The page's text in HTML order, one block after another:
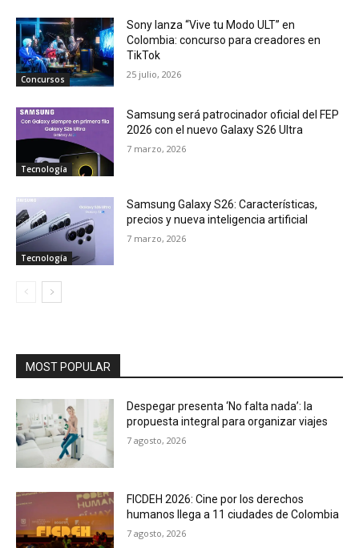
Concursos
Sony lanza “Vive tu Modo ULT” en
Colombia: concurso para creadores en
TikTok
25 julio, 2026
Tecnología
Samsung será patrocinador oficial del FEP
2026 con el nuevo Galaxy S26 Ultra
7 marzo, 2026
Tecnología
Samsung Galaxy S26: Características,
precios y nueva inteligencia artificial
7 marzo, 2026
MOST POPULAR
Despegar presenta ‘No falta nada’: la
propuesta integral para organizar viajes
7 agosto, 2026
FICDEH 2026: Cine por los derechos
humanos llega a 11 ciudades de Colombia
7 agosto, 2026